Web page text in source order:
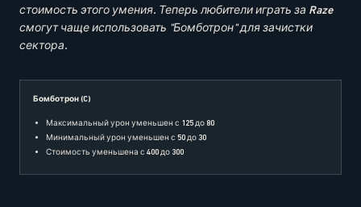
стоимость этого умения. Теперь любители играть за Raze
смогут чаще использовать "Бомботрон" для зачистки
сектора.
Бомботрон (C)
Максимальный урон уменьшен с 125 до 80
Минимальный урон уменьшен с 50 до 30
Стоимость уменьшена с 400 до 300